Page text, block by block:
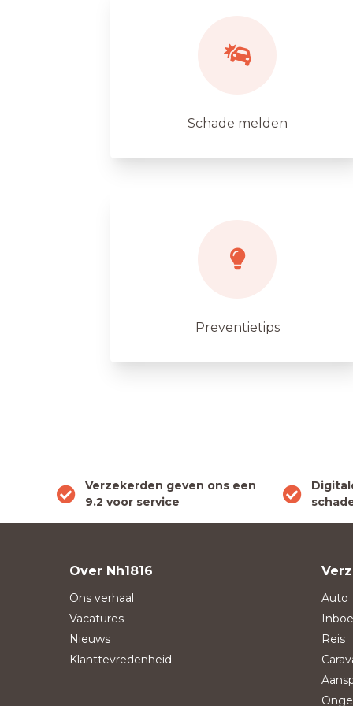
Schade melden
Preventietips
Verzekerden geven ons een
9.2 voor service
Over Nh1816
Ons verhaal
Vacatures
Nieuws
Klanttevredenheid
Auto
Reis